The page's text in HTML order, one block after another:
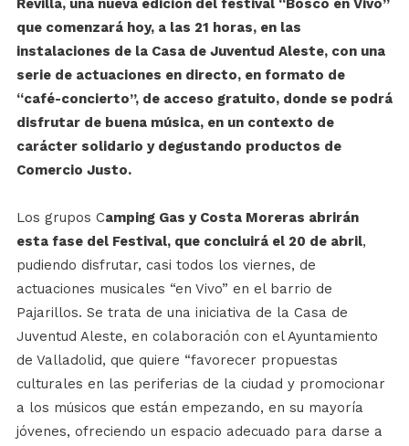
Revilla, una nueva edición del festival “Bosco en Vivo”
que comenzará hoy, a las 21 horas, en las
instalaciones de la Casa de Juventud Aleste, con una
serie de actuaciones en directo, en formato de
“café-concierto”, de acceso gratuito, donde se podrá
disfrutar de buena música, en un contexto de
carácter solidario y degustando productos de
Comercio Justo.
Los grupos Camping Gas y Costa Moreras abrirán
esta fase del Festival, que concluirá el 20 de abril,
pudiendo disfrutar, casi todos los viernes, de
actuaciones musicales “en Vivo” en el barrio de
Pajarillos. Se trata de una iniciativa de la Casa de
Juventud Aleste, en colaboración con el Ayuntamiento
de Valladolid, que quiere “favorecer propuestas
culturales en las periferias de la ciudad y promocionar
a los músicos que están empezando, en su mayoría
jóvenes, ofreciendo un espacio adecuado para darse a